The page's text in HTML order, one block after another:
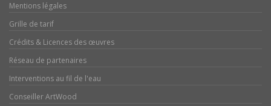
Mentions légales
Grille de tarif
Crédits & Licences des œuvres
Réseau de partenaires
Interventions au fil de l'eau
Conseiller ArtWood